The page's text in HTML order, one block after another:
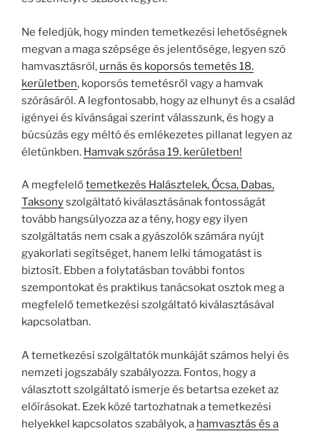
Ne feledjük, hogy minden temetkezési lehetőségnek
megvan a maga szépsége és jelentősége, legyen szó
hamvasztásról, urnás és koporsós temetés 18.
kerületben, koporsós temetésről vagy a hamvak
szórásáról. A legfontosabb, hogy az elhunyt és a család
igényei és kívánságai szerint válasszunk, és hogy a
búcsúzás egy méltó és emlékezetes pillanat legyen az
életünkben. Hamvak szórása 19. kerületben!
A megfelelőtemetkezés Halásztelek, Ócsa, Dabas,
Taksonyszolgáltató kiválasztásának fontosságát
tovább hangsúlyozza az a tény, hogy egy ilyen
szolgáltatás nem csak a gyászolók számára nyújt
gyakorlati segítséget, hanem lelki támogatást is
biztosít. Ebben a folytatásban további fontos
szempontokat és praktikus tanácsokat osztok meg a
megfelelő temetkezési szolgáltató kiválasztásával
kapcsolatban.
A temetkezési szolgáltatók munkáját számos helyi és
nemzeti jogszabály szabályozza. Fontos, hogy a
választott szolgáltató ismerje és betartsa ezeket az
előírásokat. Ezek közé tartozhatnak a temetkezési
helyekkel kapcsolatos szabályok, a hamvasztás és a